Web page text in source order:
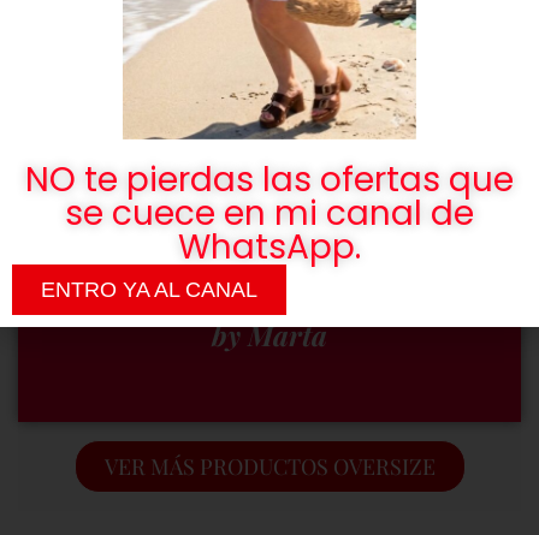
Somos una
actitud, no
una talla.
by Marta
VER MÁS PRODUCTOS OVERSIZE
NO te pierdas las ofertas que
se cuece en mi canal de
WhatsApp.
ENTRO YA AL CANAL